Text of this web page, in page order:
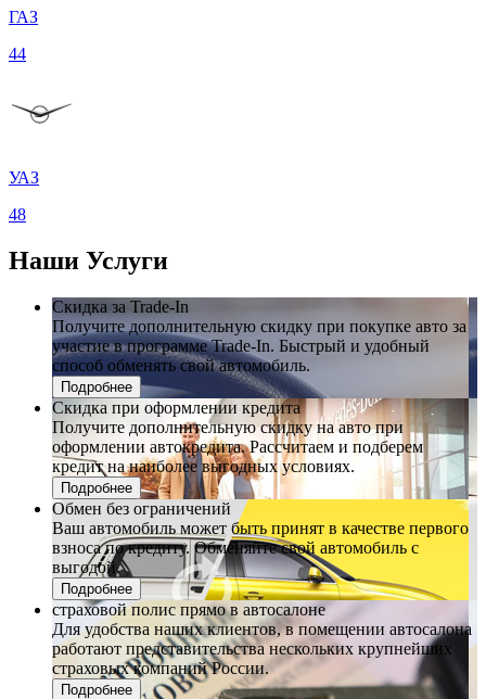
ГАЗ
44
УАЗ
48
Наши Услуги
Скидка за Trade-In
Получите дополнительную скидку при покупке авто за
участие в программе Trade-In. Быстрый и удобный
способ обменять свой автомобиль.
Подробнее
Скидка при оформлении кредита
Получите дополнительную скидку на авто при
оформлении автокредита. Рассчитаем и подберем
кредит на наиболее выгодных условиях.
Подробнее
Обмен без ограничений
Ваш автомобиль может быть принят в качестве первого
взноса по кредиту. Обменяйте свой автомобиль с
выгодой.
Подробнее
страховой полис прямо в автосалоне
Для удобства наших клиентов, в помещении автосалона
работают представительства нескольких крупнейших
страховых компаний России.
Подробнее